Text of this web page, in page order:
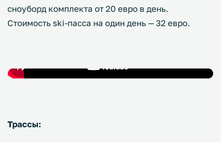
сноуборд комплекта от 20 евро в день.
Стоимость ski-пасса на один день — 32 евро.
Трассы: